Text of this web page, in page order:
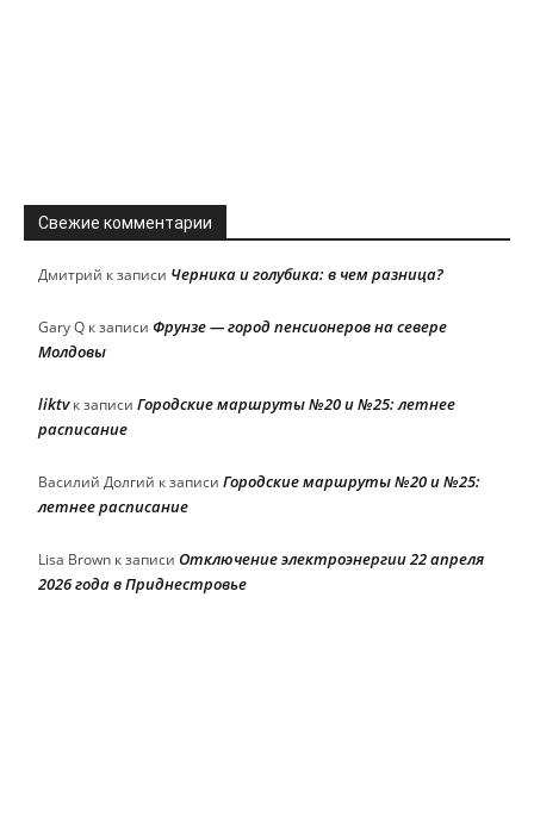
Свежие комментарии
Дмитрий к записи Черника и голубика: в чем разница?
Gary Q к записи Фрунзе — город пенсионеров на севере
Молдовы
liktvк записи Городские маршруты №20 и №25: летнее
расписание
Василий Долгий к записи Городские маршруты №20 и №25:
летнее расписание
Lisa Brown к записи Отключение электроэнергии 22 апреля
2026 года в Приднестровье